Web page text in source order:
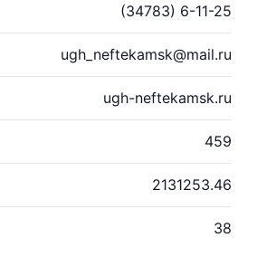
(34783) 6-11-25
ugh_neftekamsk@mail.ru
ugh-neftekamsk.ru
459
2131253.46
38